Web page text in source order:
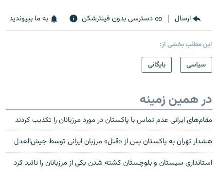
ارسال دسترسی بدون فیلترشکن به ما بپیوندید
این مطلب بخشی از:
سیاسی
بایگانی
در همین زمینه
مقام‌های ایرانی عدم تماس با پاکستان در مورد مرزبانان را تکذیب کردند
هشدار تهران به پاکستان پس از «قتل» مرزبان ایرانی توسط جیش‌العدل
استانداری سيستان و بلوچستان کشته شدن یکی از مرزبانان را تائید کرد